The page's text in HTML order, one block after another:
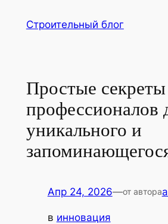
Строительный блог
Простые секреты
профессионалов
уникального и
Апр 24, 2026—от автора
в инновация